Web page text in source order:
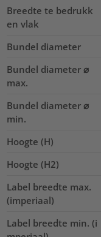
Breedte te bedrukk
en vlak
Bundel diameter
Bundel diameter ⌀
max.
Bundel diameter ⌀
min.
Hoogte (H)
Hoogte (H2)
Label breedte max.
(imperiaal)
Label breedte min. (i